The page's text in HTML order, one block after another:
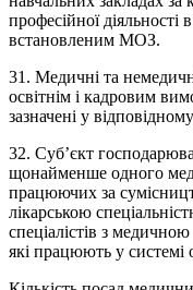
професійної діяльності
встановленим МОЗ.
31. Медичні та
освітнім і кадровим
зазначені у
32. Суб’єкт
щонайменше одного
працюючих за
лікарською
спеціалістів з
які працюють у системі